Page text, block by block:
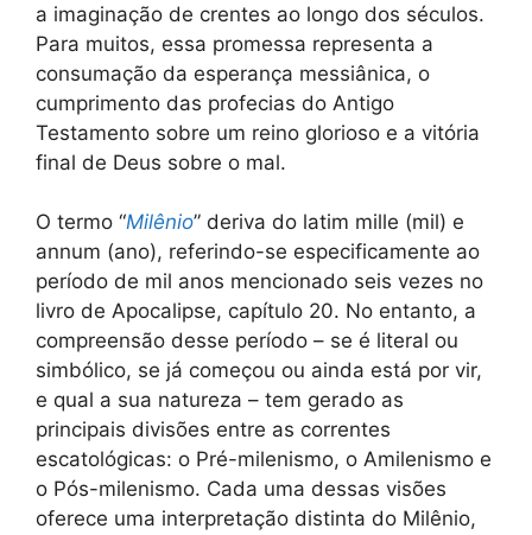
a imaginação de crentes ao longo dos séculos.
Para muitos, essa promessa representa a
consumação da esperança messiânica, o
cumprimento das profecias do Antigo
Testamento sobre um reino glorioso e a vitória
final de Deus sobre o mal.
O termo “Milênio” deriva do latim mille (mil) e
annum (ano), referindo-se especificamente ao
período de mil anos mencionado seis vezes no
livro de Apocalipse, capítulo 20. No entanto, a
compreensão desse período – se é literal ou
simbólico, se já começou ou ainda está por vir,
e qual a sua natureza – tem gerado as
principais divisões entre as correntes
escatológicas: o Pré-milenismo, o Amilenismo e
o Pós-milenismo. Cada uma dessas visões
oferece uma interpretação distinta do Milênio,